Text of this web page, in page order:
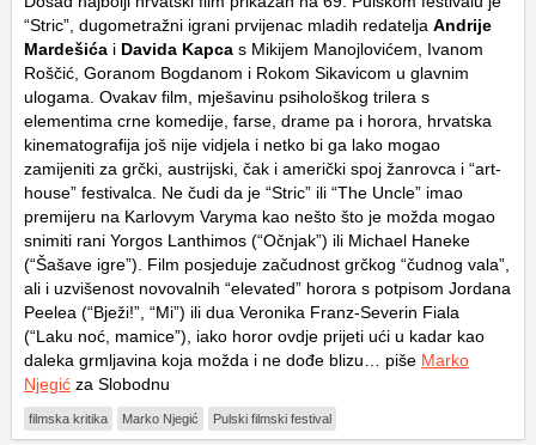
“Stric”, dugometražni igrani prvijenac mladih redatelja Andrije
Mardešića i Davida Kapca s Mikijem Manojlovićem, Ivanom
Roščić, Goranom Bogdanom i Rokom Sikavicom u glavnim
ulogama. Ovakav film, mješavinu psihološkog trilera s
elementima crne komedije, farse, drame pa i horora, hrvatska
kinematografija još nije vidjela i netko bi ga lako mogao
zamijeniti za grčki, austrijski, čak i američki spoj žanrovca i “art-
house” festivalca. Ne čudi da je “Stric” ili “The Uncle” imao
premijeru na Karlovym Varyma kao nešto što je možda mogao
snimiti rani Yorgos Lanthimos (“Očnjak”) ili Michael Haneke
(“Šašave igre”). Film posjeduje začudnost grčkog “čudnog vala”,
ali i uzvišenost novovalnih “elevated” horora s potpisom Jordana
Peelea (“Bježi!”, “Mi”) ili dua Veronika Franz-Severin Fiala
(“Laku noć, mamice”), iako horor ovdje prijeti ući u kadar kao
daleka grmljavina koja možda i ne dođe blizu… piše Marko
Njegić za Slobodnu
filmska kritika Marko Njegić Pulski filmski festival